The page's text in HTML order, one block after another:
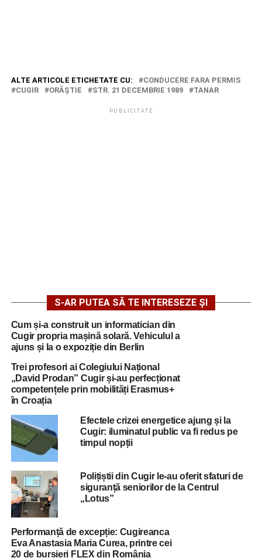
ALTE ARTICOLE ETICHETATE CU:
CONDUCERE FARA PERMIS
CUGIR
ORĂŞTIE STR. 21 DECEMBRIE 1989 TANAR
PUBLICITATE
S-AR PUTEA SĂ TE INTERESEZE ȘI
Cum și-a construit un informatician din
Cugir propria mașină solară. Vehiculul a
ajuns și la o expoziție din Berlin
Trei profesori ai Colegiului Național
„David Prodan” Cugir și-au perfecționat
competențele prin mobilități Erasmus+
în Croația
Efectele crizei energetice ajung și la
Cugir: iluminatul public va fi redus pe
timpul nopții
Polițiștii din Cugir le-au oferit sfaturi de
siguranță seniorilor de la Centrul
„Lotus”
Performanță de excepție: Cugireanca
Eva Anastasia Maria Curea, printre cei
20 de bursieri FLEX din România